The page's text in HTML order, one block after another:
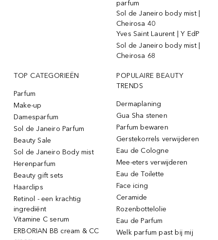
parfum
Sol de Janeiro body mist |
Cheirosa 40
Yves Saint Laurent | Y EdP
Sol de Janeiro body mist |
Cheirosa 68
TOP CATEGORIEËN
Parfum
Make-up
Damesparfum
Sol de Janeiro Parfum
Beauty Sale
Sol de Janeiro Body mist
Herenparfum
Beauty gift sets
Haarclips
Retinol - een krachtig
ingrediënt
Vitamine C serum
ERBORIAN BB cream & CC
POPULAIRE BEAUTY
TRENDS
Dermaplaning
Gua Sha stenen
Parfum bewaren
Gerstekorrels verwijderen
Eau de Cologne
Mee-eters verwijderen
Eau de Toilette
Face icing
Ceramide
Rozenbottelolie
Eau de Parfum
Welk parfum past bij mij